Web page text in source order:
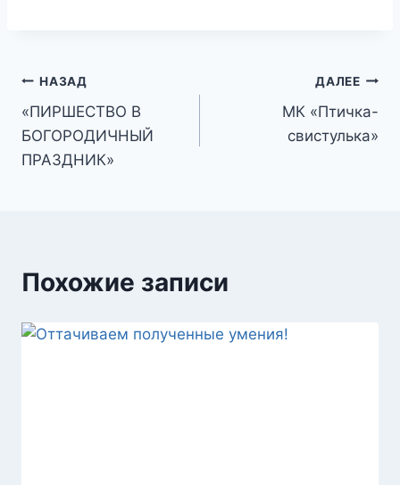
Навигация
по
записям
НАЗАД
«ПИРШЕСТВО В
БОГОРОДИЧНЫЙ
ПРАЗДНИК»
ДАЛЕЕ
МК «Птичка-
свистулька»
Похожие записи